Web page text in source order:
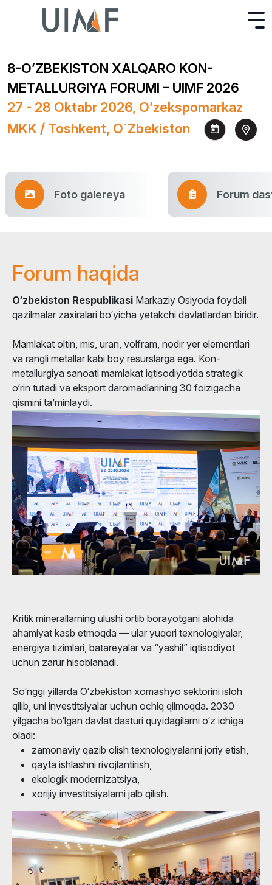
8-O’ZBEKISTON XALQARO KON-
METALLURGIYA FORUMI – UIMF 2026
27 - 28 Oktabr 2026, O’zekspomarkaz
MKK / Toshkent, O`zbekiston
Foto galereya Forum
Forum haqida
O‘zbekiston Respublikasi Markaziy Osiyoda foydali
qazilmalar zaxiralari bo‘yicha yetakchi davlatlardan biridir.
Mamlakat oltin, mis, uran, volfram, nodir yer elementlari
va rangli metallar kabi boy resurslarga ega. Kon-
metallurgiya sanoati mamlakat iqtisodiyotida strategik
o‘rin tutadi va eksport daromadlarining 30 foizigacha
qismini ta’minlaydi.
Kritik minerallarning ulushi ortib borayotgani alohida
ahamiyat kasb etmoqda — ular yuqori texnologiyalar,
energiya tizimlari, batareyalar va “yashil” iqtisodiyot
uchun zarur hisoblanadi.
So‘nggi yillarda O‘zbekiston xomashyo sektorini isloh
qilib, uni investitsiyalar uchun ochiq qilmoqda. 2030
yilgacha bo‘lgan davlat dasturi quyidagilarni o‘z ichiga
oladi:
zamonaviy qazib olish texnologiyalarini joriy etish,
qayta ishlashni rivojlantirish,
ekologik modernizatsiya,
xorijiy investitsiyalarni jalb qilish.